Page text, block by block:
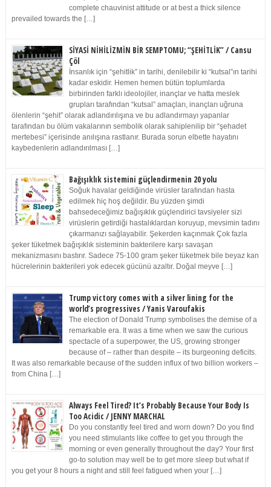
complete chauvinist attitude or at best a thick silence
prevailed towards the […]
SİYASİ NİHİLİZMİN BİR SEMPTOMU; “ŞEHİTLİK” / Cansu
Çöl
İnsanlık için “şehitlik” in tarihi, denilebilir ki “kutsal”ın tarihi
kadar eskidir. Hemen hemen bütün toplumlarda
birbirinden farklı ideolojiler, inançlar ve hatta meslek
grupları tarafından “kutsal” amaçları, inançları uğruna
ölenlerin “şehit” olarak adlandırılışına ve bu adlandırmayı yapanlar
tarafından bu ölüm vakalarının sembolik olarak sahiplenilip bir “şehadet
mertebesi” içerisinde anılışına rastlanır. Burada sorun elbette hayatını
kaybedenlerin adlandırılması […]
Bağışıklık sistemini güçlendirmenin 20 yolu
Soğuk havalar geldiğinde virüsler tarafından hasta
edilmek hiç hoş değildir. Bu yüzden şimdi
bahsedeceğimiz bağışıklık güçlendirici tavsiyeler sizi
virüslerin getirdiği hastalıklardan koruyup, mevsimin tadını
çıkarmanızı sağlayabilir. Şekerden kaçınmak Çok fazla
şeker tüketmek bağışıklık sisteminin bakterilere karşı savaşan
mekanizmasını bastırır. Sadece 75-100 gram şeker tüketmek bile beyaz kan
hücrelerinin bakterileri yok edecek gücünü azaltır. Doğal meyve […]
Trump victory comes with a silver lining for the
world’s progressives / Yanis Varoufakis
The election of Donald Trump symbolises the demise of a
remarkable era. It was a time when we saw the curious
spectacle of a superpower, the US, growing stronger
because of – rather than despite – its burgeoning deficits.
It was also remarkable because of the sudden influx of two billion workers –
from China […]
Always Feel Tired? It’s Probably Because Your Body Is
Too Acidic / JENNY MARCHAL
Do you constantly feel tired and worn down? Do you find
you need stimulants like coffee to get you through the
morning or even generally throughout the day? Your first
go-to solution may well be to get more sleep but what if
you get your 8 hours a night and still feel fatigued when your […]